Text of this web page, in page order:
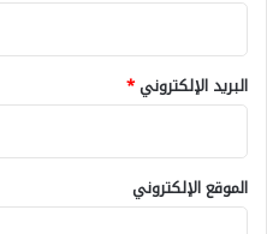
البريد الإلكتروني*
الموقع الإلكتروني